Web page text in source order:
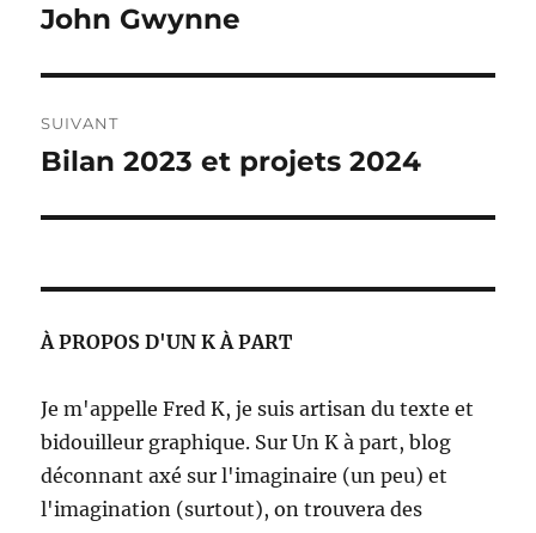
l’article
précédente :
John Gwynne
SUIVANT
Publication
Bilan 2023 et projets 2024
À PROPOS D'UN K À PART
Je m'appelle Fred K, je suis artisan du texte et
bidouilleur graphique. Sur Un K à part, blog
déconnant axé sur l'imaginaire (un peu) et
l'imagination (surtout), on trouvera des